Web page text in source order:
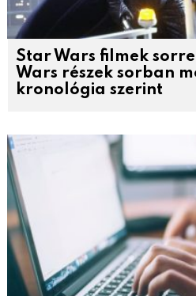
Star Wars filmek
Wars részek sorban
kronológia szerint